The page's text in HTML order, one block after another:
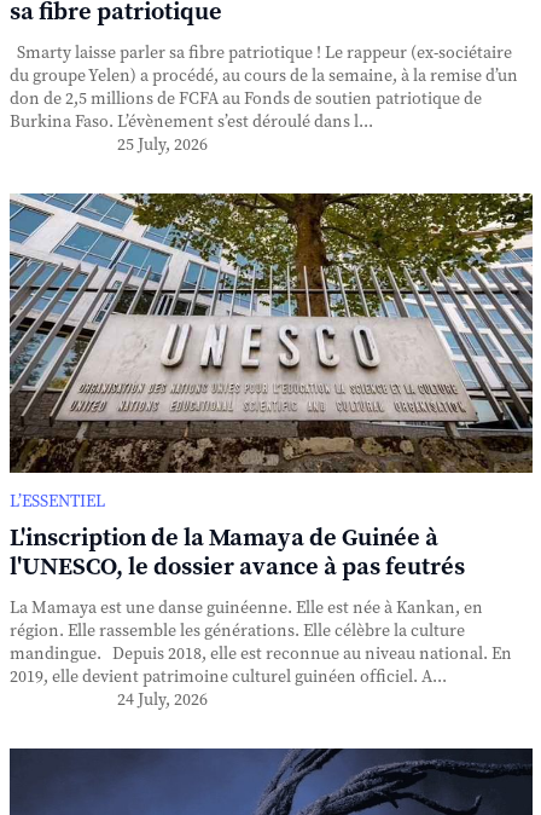
sa fibre patriotique
Smarty laisse parler sa fibre patriotique ! Le rappeur (ex-sociétaire
du groupe Yelen) a procédé, au cours de la semaine, à la remise d’un
don de 2,5 millions de FCFA au Fonds de soutien patriotique de
Burkina Faso. L’évènement s’est déroulé dans l...
25 July, 2026
L’ESSENTIEL
L'inscription de la Mamaya de Guinée à
l'UNESCO, le dossier avance à pas feutrés
La Mamaya est une danse guinéenne. Elle est née à Kankan, en
région. Elle rassemble les générations. Elle célèbre la culture
mandingue. Depuis 2018, elle est reconnue au niveau national. En
2019, elle devient patrimoine culturel guinéen officiel. A...
24 July, 2026